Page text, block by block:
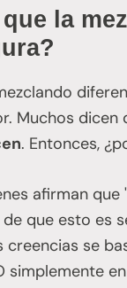
la
Muchos dicen
. Entonces,
afirman
que esto es
creencias se